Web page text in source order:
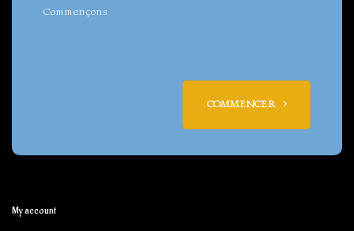
Commençons
COMMENCER
My account